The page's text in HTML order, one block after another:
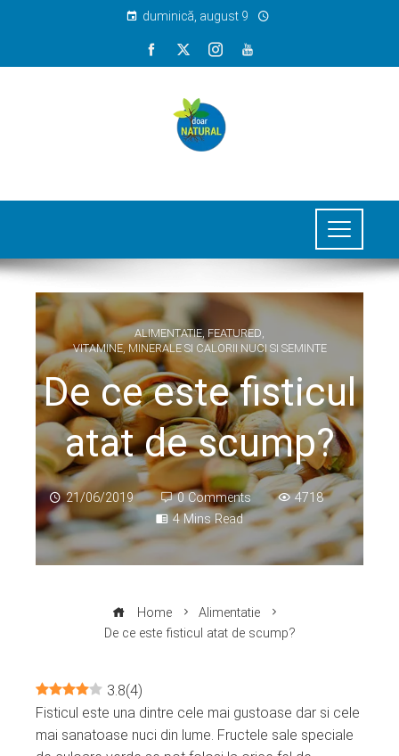
duminică, august 9
ALIMENTATIE FEATURED
VITAMINE, MINERALE SI CALORII NUCI SI SEMINTE
De ce este fisticul
atat de scump?
21/06/2019 0 Comments
4718
4 Mins Read
Home
Alimentatie
De ce este fisticul atat de scump?
3.8(4)
Fisticul este una dintre cele mai gustoase dar si cele
mai sanatoase nuci din lume. Fructele sale speciale